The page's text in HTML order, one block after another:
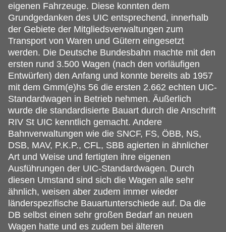
eigenen Fahrzeuge. Diese konnten dem
Grundgedanken des UIC entsprechend, innerhalb
der Gebiete der Mitgliedsverwaltungen zum
Transport von Waren und Gütern eingesetzt
werden. Die Deutsche Bundesbahn machte mit den
ersten rund 3.500 Wagen (nach den vorläufigen
Entwürfen) den Anfang und konnte bereits ab 1957
mit dem Gmm(e)hs 56 die ersten 2.662 echten UIC-
Standardwagen in Betrieb nehmen. Äußerlich
wurde die standardisierte Bauart durch die Anschrift
RIV St UIC kenntlich gemacht. Andere
Bahnverwaltungen wie die SNCF, FS, ÖBB, NS,
DSB, MAV, P.K.P., CFL, SBB agierten in ähnlicher
Art und Weise und fertigten ihre eigenen
Ausführungen der UIC-Standardwagen. Durch
diesen Umstand sind sich die Wagen alle sehr
ähnlich, weisen aber zudem immer wieder
länderspezifische Bauartunterschiede auf. Da die
DB selbst einen sehr großen Bedarf an neuen
Wagen hatte und es zudem bei älteren